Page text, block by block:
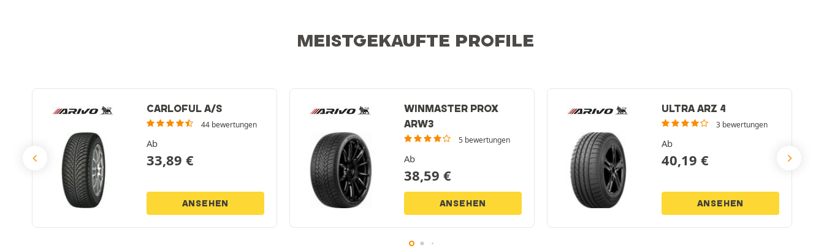
MEISTGEKAUFTE PROFILE
CARLOFUL A/S
44 bewertungen
Ab
33,89 €
ANSEHEN
WINMASTER PROX
ARW3
5 bewertungen
Ab
38,59 €
ANSEHEN
ULTRA ARZ 4
3 bewertungen
Ab
40,19 €
ANSEHEN